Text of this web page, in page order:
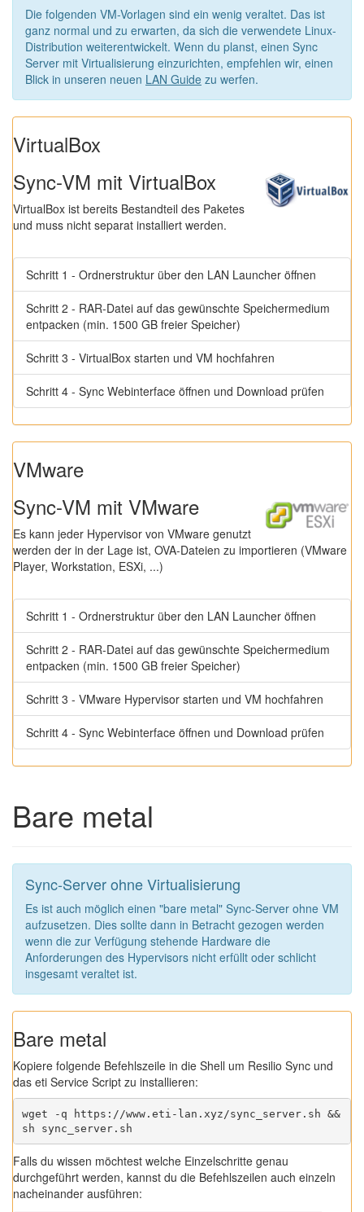
Die folgenden VM-Vorlagen sind ein wenig veraltet. Das ist
ganz normal und zu erwarten, da sich die verwendete Linux-
Distribution weiterentwickelt. Wenn du planst, einen Sync
Server mit Virtualisierung einzurichten, empfehlen wir, einen
Blick in unseren neuen LAN Guide zu werfen.
VirtualBox
Sync-VM mit VirtualBox
VirtualBox ist bereits Bestandteil des Paketes
und muss nicht separat installiert werden.
Schritt 1 - Ordnerstruktur über den LAN Launcher öffnen
Schritt 2 - RAR-Datei auf das gewünschte Speichermedium
entpacken (min. 1500 GB freier Speicher)
Schritt 3 - VirtualBox starten und VM hochfahren
Schritt 4 - Sync Webinterface öffnen und Download prüfen
VMware
Sync-VM mit VMware
Es kann jeder Hypervisor von VMware genutzt
werden der in der Lage ist, OVA-Dateien zu importieren (VMware
Player, Workstation, ESXi, ...)
Schritt 1 - Ordnerstruktur über den LAN Launcher öffnen
Schritt 2 - RAR-Datei auf das gewünschte Speichermedium
entpacken (min. 1500 GB freier Speicher)
Schritt 3 - VMware Hypervisor starten und VM hochfahren
Schritt 4 - Sync Webinterface öffnen und Download prüfen
Bare metal
Sync-Server ohne Virtualisierung
Es ist auch möglich einen "bare metal" Sync-Server ohne VM
aufzusetzen. Dies sollte dann in Betracht gezogen werden
wenn die zur Verfügung stehende Hardware die
Anforderungen des Hypervisors nicht erfüllt oder schlicht
insgesamt veraltet ist.
Bare metal
Kopiere folgende Befehlszeile in die Shell um Resilio Sync und
das eti Service Script zu installieren:
wget -q https://www.eti-lan.xyz/sync_server.sh &&
sh sync_server.sh
Falls du wissen möchtest welche Einzelschritte genau
durchgeführt werden, kannst du die Befehlszeilen auch einzeln
nacheinander ausführen: